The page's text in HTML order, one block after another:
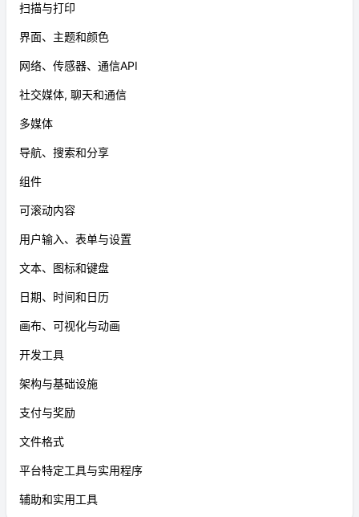
扫描与打印
界面、主题和颜色
网络、传感器、通信API
社交媒体, 聊天和通信
多媒体
导航、搜索和分享
组件
可滚动内容
用户输入、表单与设置
文本、图标和键盘
日期、时间和日历
画布、可视化与动画
开发工具
架构与基础设施
支付与奖励
文件格式
平台特定工具与实用程序
辅助和实用工具